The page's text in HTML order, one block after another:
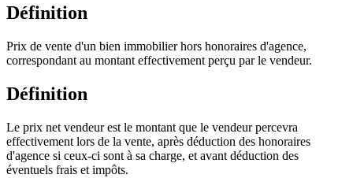
Définition
Prix de vente d'un bien immobilier hors honoraires d'agence,
correspondant au montant effectivement perçu par le vendeur.
Définition
Le prix net vendeur est le montant que le vendeur percevra
effectivement lors de la vente, après déduction des honoraires
d'agence si ceux-ci sont à sa charge, et avant déduction des
éventuels frais et impôts.